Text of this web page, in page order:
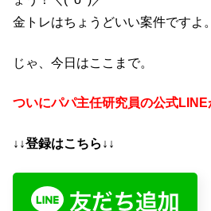
金トレはちょうどいい案件ですよ。
じゃ、今日はここまで。
ついにパパ主任研究員の公式LINE
↓↓登録はこちら↓↓